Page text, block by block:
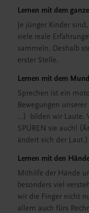
Lernen mit dem
Je jünger Kinder
viele reale
sammeln. Deshalb
erster Stelle.
Lernen mit dem Mund
Sprechen ist ein
Bewegungen
…) bilden wir Laute.
SPÜREN sie auch!
ändert sich der Laut.)
Lernen mit den
Mithilfe der Hände
besonders viel
wir die Finger nicht
allem auch fürs